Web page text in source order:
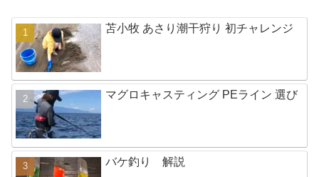
苫小牧 あさり潮干狩り 初チャレンジ
マグロキャスティング PEライン 選び
バケ釣り 解説